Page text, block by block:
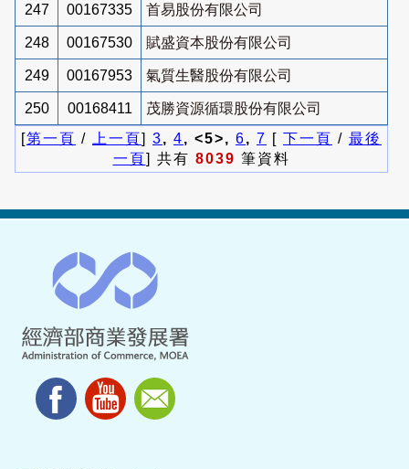
247 00167335 首易股份有限公司
248 00167530 賦盛資本股份有限公司
249 00167953 氣質生醫股份有限公司
250 00168411
茂勝資源循環股份有限公司
[第一頁 / 上一頁] 3, 4, <5>, 6, 7 [ 下一頁 / 最後
一頁] 共有 8039 筆資料